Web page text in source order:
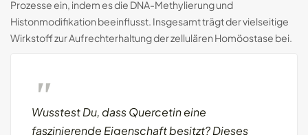
Prozesse ein, indem es die DNA-Methylierung und
Histonmodifikation beeinflusst. Insgesamt trägt der vielseitige
Wirkstoff zur Aufrechterhaltung der zellulären Homöostase bei.
Wusstest Du, dass Quercetin eine
faszinierende Eigenschaft besitzt? Dieses